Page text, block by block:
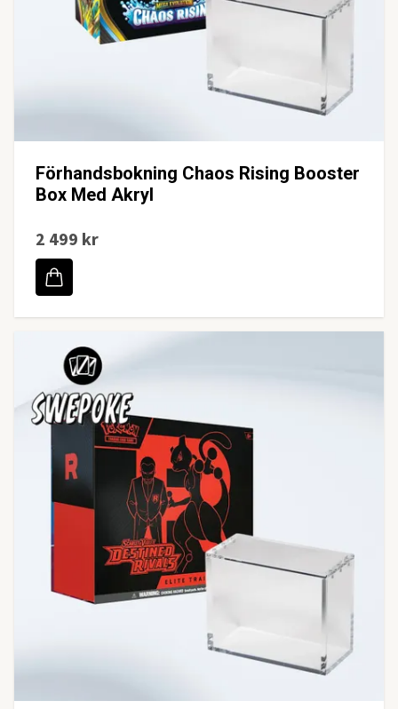
Förhandsbokning Chaos Rising Booster
Box Med Akryl
2 499 kr